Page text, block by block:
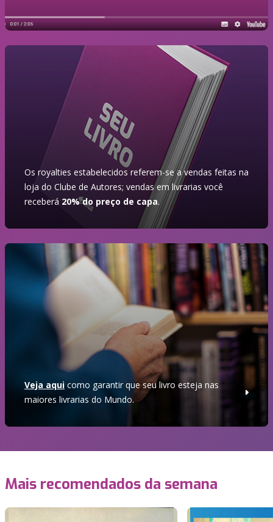
Os royalties estabelecidos referem-se a vendas feitas na
loja do Clube de Autores; vendas em livrarias você
receberá 20% do preço de capa.
Veja aqui como garantir que seu livro esteja nas
maiores livrarias do Mundo.
Mais recomendados da semana